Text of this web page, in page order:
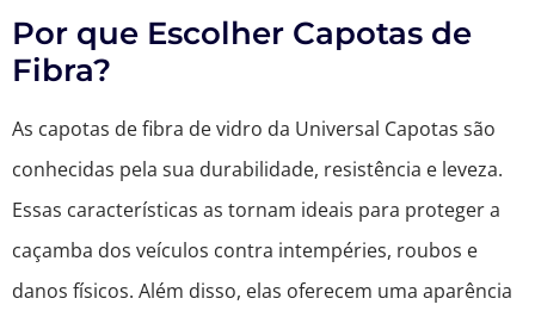
Por que Escolher Capotas de
Fibra?
As capotas de fibra de vidro da Universal Capotas são
conhecidas pela sua durabilidade, resistência e leveza.
Essas características as tornam ideais para proteger a
caçamba dos veículos contra intempéries, roubos e
danos físicos. Além disso, elas oferecem uma aparência